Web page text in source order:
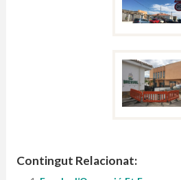
Contingut Relacionat: